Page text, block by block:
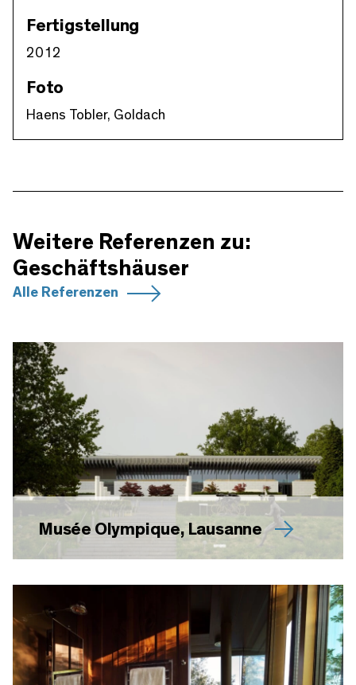
Fertigstellung
2012
Foto
Haens Tobler, Goldach
Weitere Referenzen zu:
Geschäftshäuser
Alle Referenzen
Musée Olympique, Lausanne